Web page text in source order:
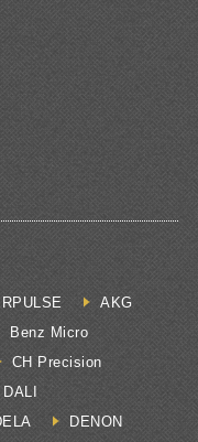
AKG
Benz Micro
CH Precision
DALI
DENON